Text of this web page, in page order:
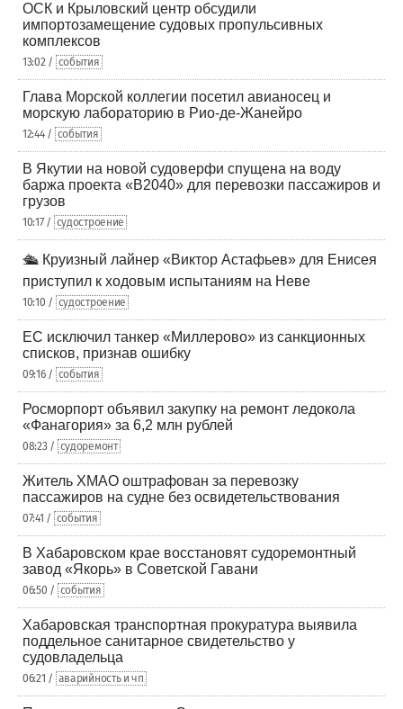
ОСК и Крыловский центр обсудили
импортозамещение судовых пропульсивных
комплексов
13:02 / события
Глава Морской коллегии посетил авианосец и
морскую лабораторию в Рио-де-Жанейро
12:44 / события
В Якутии на новой судоверфи спущена на воду
баржа проекта «В2040» для перевозки пассажиров и
грузов
10:17 / судостроение
🛳️ Круизный лайнер «Виктор Астафьев» для Енисея
приступил к ходовым испытаниям на Неве
10:10 / судостроение
ЕС исключил танкер «Миллерово» из санкционных
списков, признав ошибку
09:16 / события
Росморпорт объявил закупку на ремонт ледокола
«Фанагория» за 6,2 млн рублей
08:23 / судоремонт
Житель ХМАО оштрафован за перевозку
пассажиров на судне без освидетельствования
07:41 / события
В Хабаровском крае восстановят судоремонтный
завод «Якорь» в Советской Гавани
06:50 / события
Хабаровская транспортная прокуратура выявила
поддельное санитарное свидетельство у
судовладельца
06:21 / аварийность и чп